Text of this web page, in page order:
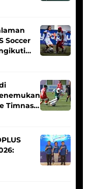
Soccer
Timnas